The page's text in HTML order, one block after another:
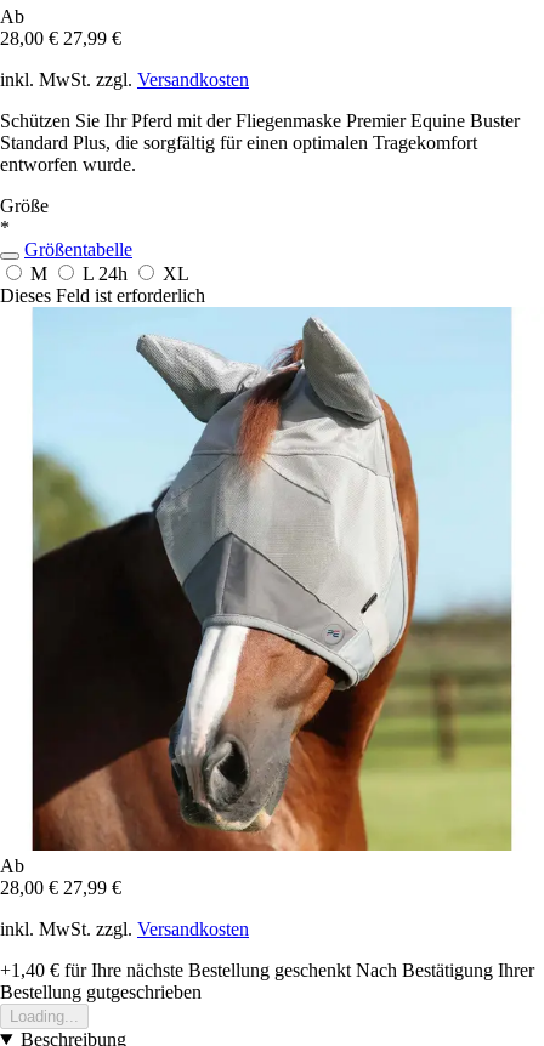
Ab
28,00 € 27,99 €
inkl. MwSt. zzgl. Versandkosten
Schützen Sie Ihr Pferd mit der Fliegenmaske Premier Equine Buster
Standard Plus, die sorgfältig für einen optimalen Tragekomfort
entworfen wurde.
Größe
*
Größentabelle
M
L 24h
XL
Dieses Feld ist erforderlich
Ab
28,00 € 27,99 €
inkl. MwSt. zzgl. Versandkosten
+1,40 € für Ihre nächste Bestellung geschenkt Nach Bestätigung Ihrer
Bestellung gutgeschrieben
Loading...
Beschreibung